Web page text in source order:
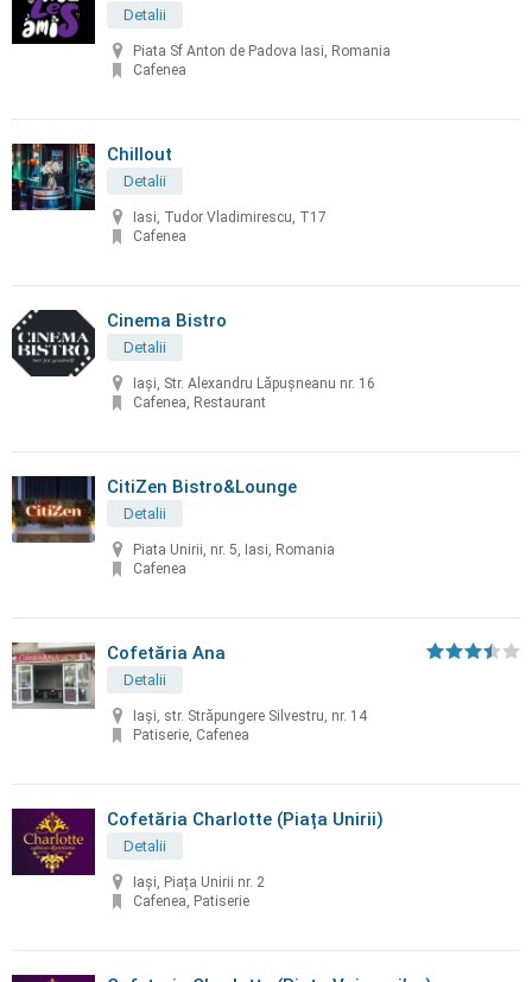
Detalii
Piata Sf Anton de Padova Iasi, Romania
Cafenea
Chillout
Detalii
Iasi, Tudor Vladimirescu, T17
Cafenea
Cinema Bistro
Detalii
Iași, Str. Alexandru Lăpușneanu nr. 16
Cafenea, Restaurant
CitiZen Bistro&Lounge
Detalii
Piata Unirii, nr. 5, Iasi, Romania
Cafenea
Cofetăria Ana
Detalii
Iași, str. Străpungere Silvestru, nr. 14
Patiserie, Cafenea
Cofetăria Charlotte (Piața Unirii)
Detalii
Iași, Piața Unirii nr. 2
Cafenea, Patiserie